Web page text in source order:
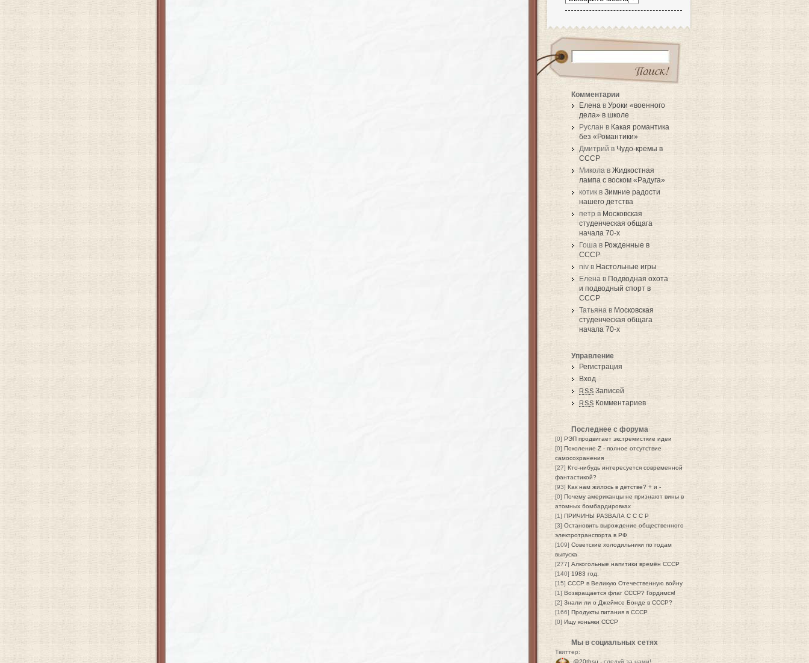
Комментарии
Елена в Уроки «военного
дела» в школе
Руслан в Какая романтика
без «Романтики»
Дмитрий в Чудо-кремы в
СССР
Микола в Жидкостная
лампа с воском «Радуга»
котик в Зимние радости
нашего детства
петр в Московская
студенческая общага
начала 70-х
Гоша в Рожденные в
СССР
niv в Настольные игры
Елена в Подводная охота
и подводный спорт в
СССР
Татьяна в Московская
студенческая общага
начала 70-х
Управление
Регистрация
Вход
RSS Записей
RSS Комментариев
Последнее с форума
[0] РЭП продвигает экстремисткие идеи
[0] Поколение Z - полное отсутствие
самосохранения
[27] Кто-нибудь интересуется современной
фантастикой?
[93] Как нам жилось в детстве? + и -
[0] Почему американцы не признают вины в
атомных бомбардировках
[1] ПРИЧИНЫ РАЗВАЛА С С С Р
[3] Остановить вырождение общественного
электротранспорта в РФ
[109] Советские холодильники по годам
выпуска
[277] Алкогольные напитики времён СССР
[140]1983 год.
[15] СССР в Великую Отечественную войну
[1] Возвращается флаг СССР? Гордимся!
[2] Знали ли о Джеймсе Бонде в СССР?
[166] Продукты питания в СССР
[0] Ищу коньяки СССР
Мы в социальных сетях
Твиттер:
@20thsu - следуй за нами!